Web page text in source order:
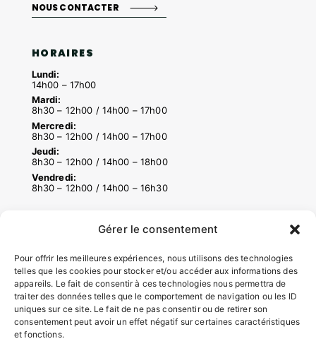
Gérer le consentement
Pour offrir les meilleures expériences, nous utilisons des technologies
telles que les cookies pour stocker et/ou accéder aux informations des
appareils. Le fait de consentir à ces technologies nous permettra de
traiter des données telles que le comportement de navigation ou les ID
uniques sur ce site. Le fait de ne pas consentir ou de retirer son
consentement peut avoir un effet négatif sur certaines caractéristiques
et fonctions.
NOUS CONTACTER
HORAIRES
Lundi:
14h00 – 17h00
Mardi:
8h30 – 12h00 / 14h00 – 17h00
Mercredi:
8h30 – 12h00 / 14h00 – 17h00
Jeudi:
8h30 – 12h00 / 14h00 – 18h00
Vendredi:
8h30 – 12h00 / 14h00 – 16h30
ACCÉS RAPIDES
Contacter la mairie
Pôle santé
Le Saucatais
Formalités administratives
Restauration scolaire
Demander un composteur